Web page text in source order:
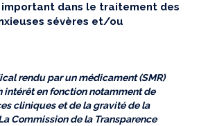
dans le traitement des
sévères et/ou
rendu par un médicament (SMR)
intérêt en fonction notamment de
cliniques et de la gravité de la
Commission de la Transparence